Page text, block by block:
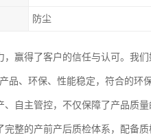
防尘
赢得了客户的信任与认可。我们
品、环保、性能稳定，符合的环
自主管控，不仅保障了产品质
整的产前产后质检体系，配备